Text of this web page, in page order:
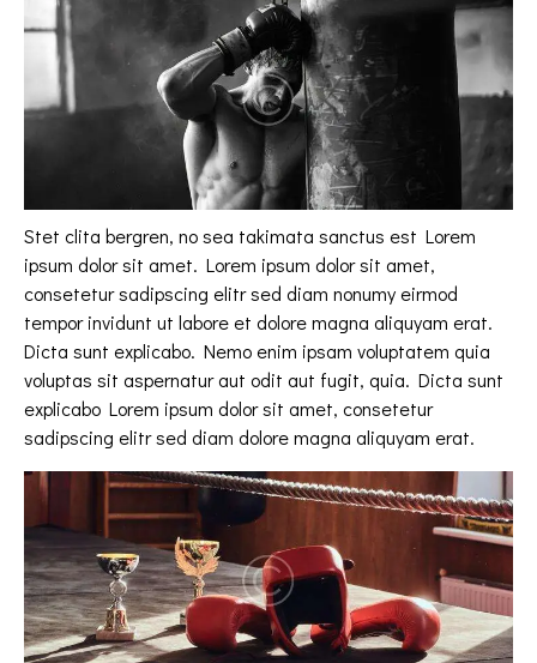
Stet clita bergren, no sea takimata sanctus est Lorem
ipsum dolor sit amet. Lorem ipsum dolor sit amet,
consetetur sadipscing elitr sed diam nonumy eirmod
tempor invidunt ut labore et dolore magna aliquyam erat.
Dicta sunt explicabo. Nemo enim ipsam voluptatem quia
voluptas sit aspernatur aut odit aut fugit, quia. Dicta sunt
explicabo Lorem ipsum dolor sit amet, consetetur
sadipscing elitr sed diam dolore magna aliquyam erat.